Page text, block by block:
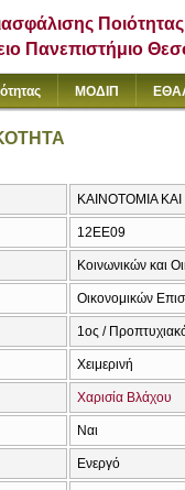
Ποιότητας
Πανεπιστήμιο
ΜΟΔΙΠ
ΚΑΙΝΟΤΟΜΙΑ ΚΑΙ
12ΕΕ09
Κοινωνικών και
Οικονομικών
1ος /
Χειμερινή
Χαρισία Βλάχου
Ναι
Ενεργό